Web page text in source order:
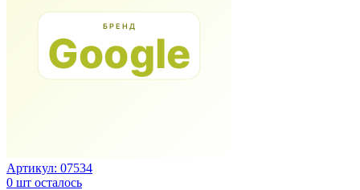
Артикул: 07534
0 шт осталось